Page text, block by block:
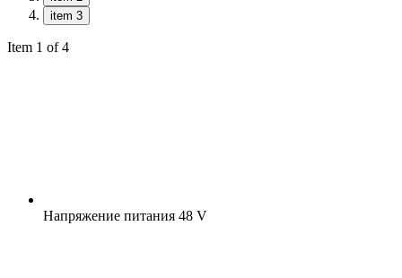
item 3
Item 1 of 4
Напряжение питания 48 V